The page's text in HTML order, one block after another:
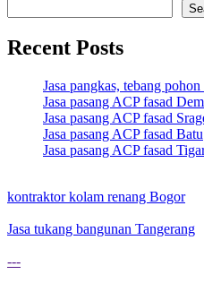
Recent Posts
Jasa pangkas, tebang
Jasa pasang ACP fasad
Jasa pasang ACP fasad
Jasa pasang ACP fasad Batu
Jasa pasang ACP fasad
kontraktor kolam renang Bogor
Jasa tukang bangunan Tangerang
---